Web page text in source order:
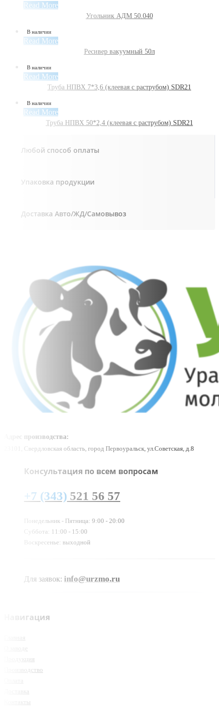
Read More
Угольник АДМ 50.040
В наличии
Read More
Ресивер вакуумный 50л
В наличии
Read More
Труба НПВХ 7*3,6 (клеевая с раструбом) SDR21
В наличии
Read More
Труба НПВХ 50*2,4 (клеевая с раструбом) SDR21
Любой способ оплаты
Упаковка продукции
Доставка Авто/ЖД/Самовывоз
Адрес производства:
23101, Свердловская область, город Первоуральск, ул.Советская, д.8
Консультация по всем вопросам
+7 (343) 521 56 57
Понедельник - Пятница: 9:00 - 20:00
Суббота: 11:00 - 15:00
Воскресенье: выходной
Для заявок: info@urzmo.ru
Навигация
Главная
О заводе
Продукция
Производство
Доставка
Контакты